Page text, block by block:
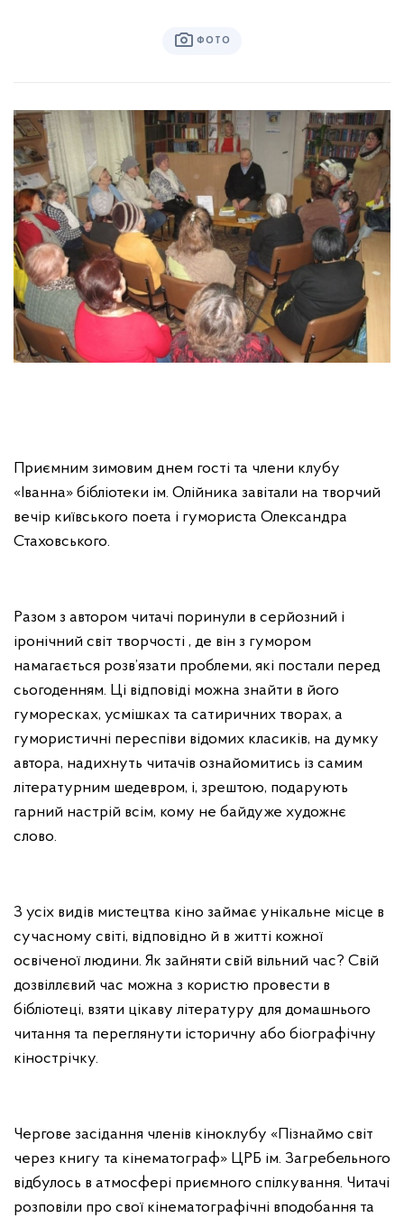
ФОТО
Приємним зимовим днем гості та члени клубу
«Іванна» бібліотеки ім. Олійника завітали на творчий
вечір київського поета і гумориста Олександра
Стаховського.
Разом з автором читачі поринули в серйозний і
іронічний світ творчості , де він з гумором
намагається розв’язати проблеми, які постали перед
сьогоденням. Ці відповіді можна знайти в його
гуморесках, усмішках та сатиричних творах, а
гумористичні переспіви відомих класиків, на думку
автора, надихнуть читачів ознайомитись із самим
літературним шедевром, і, зрештою, подарують
гарний настрій всім, кому не байдуже художнє
слово.
З усіх видів мистецтва кіно займає унікальне місце в
сучасному світі, відповідно й в житті кожної
освіченої людини. Як зайняти свій вільний час? Свій
дозвіллєвий час можна з користю провести в
бібліотеці, взяти цікаву літературу для домашнього
читання та переглянути історичну або біографічну
кінострічку.
Чергове засідання членів кіноклубу «Пізнаймо світ
через книгу та кінематограф» ЦРБ ім. Загребельного
відбулось в атмосфері приємного спілкування. Читачі
розповіли про свої кінематографічні вподобання та